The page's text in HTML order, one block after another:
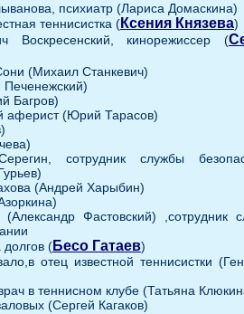
психиатр (Лариса Домаскина)
теннисистка (Ксения Князева)
Воскресенский, кинорежиссер (
(Михаил Станкевич)
Багров)
аферист (Юрий Тарасов)
сотрудник службы
(Андрей Харыбин)
Фастовский) ,сотрудник
(Бесо Гатаев)
отец известной теннисистки
в теннисном клубе (Татьяна
(Сергей Кагаков)